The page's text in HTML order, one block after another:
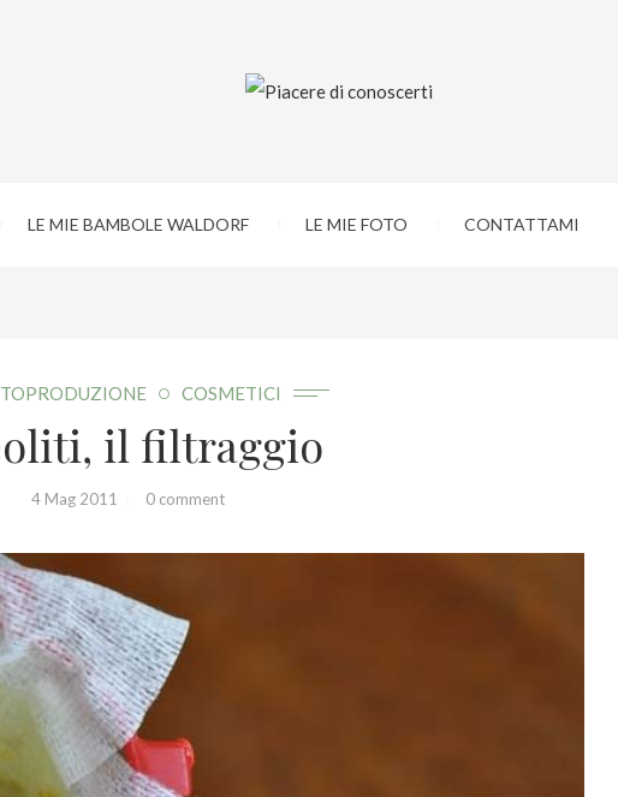
LE MIE BAMBOLE WALDORF LE MIE FOTO CONTATTAMI
COSMETICI
il filtraggio
4 Mag 2011 0 comment